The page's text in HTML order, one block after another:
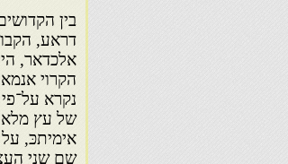
בין
דראע,
אלכדאר,
הקרוי
נקרא
של עץ מלא
אימיתכּ, על
שם שני